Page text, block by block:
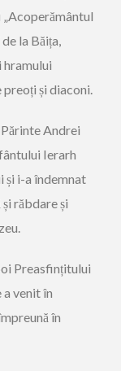
la Băița,
hramului
și diaconi.
Andrei
Ierarh
și i-a îndemnat
răbdare și
Preasfințitului
venit în
în